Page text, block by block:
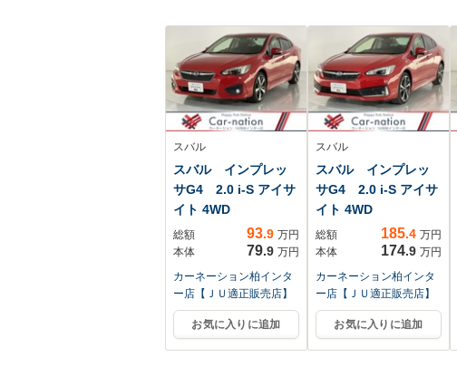
スバル
スバル インプレッ
サG4 2.0 i-S アイサ
イト 4WD
総額 93.9 万円
本体
79.9 万円
カーネーション柏インタ
ー店【ＪＵ適正販売店】
お気に入りに追加
スバル
スバル インプレッ
サG4 2.0 i-S アイサ
イト 4WD
総額 185.4 万円
本体
174.9 万円
カーネーション柏インタ
ー店【ＪＵ適正販売店】
お気に入りに追加